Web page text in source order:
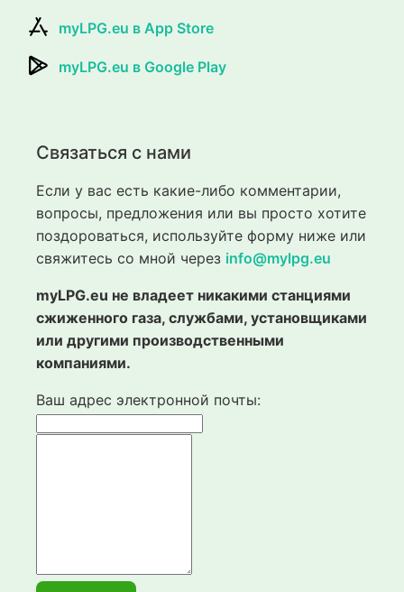
myLPG.eu в App Store
myLPG.eu в Google Play
Связаться с нами
Если у вас есть какие-либо комментарии,
вопросы, предложения или вы просто хотите
поздороваться, используйте форму ниже или
свяжитесь со мной через info@mylpg.eu
myLPG.eu не владеет никакими станциями
сжиженного газа, службами, установщиками
или другими производственными
компаниями.
Ваш адрес электронной почты: